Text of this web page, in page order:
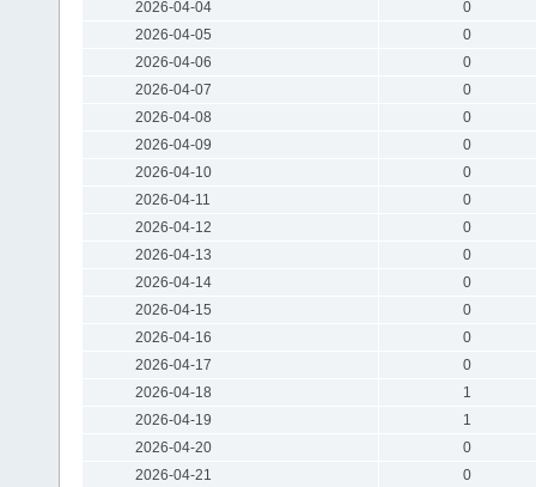
2026-04-04
0
2026-04-05
0
2026-04-06
0
2026-04-07
0
2026-04-08
0
2026-04-09
0
2026-04-10
0
2026-04-11
0
2026-04-12
0
2026-04-13
0
2026-04-14
0
2026-04-15
0
2026-04-16
0
2026-04-17
0
2026-04-18
1
2026-04-19
1
2026-04-20
0
2026-04-21
0